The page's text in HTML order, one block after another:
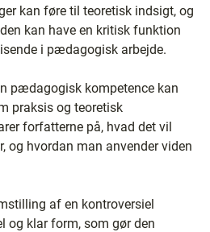
kan føre til teoretisk indsigt, og
kan have en kritisk funktion
i pædagogisk arbejde.
pædagogisk kompetence kan
praksis og teoretisk
forfatterne på, hvad det vil
og hvordan man anvender viden
af en kontroversiel
og klar form, som gør den